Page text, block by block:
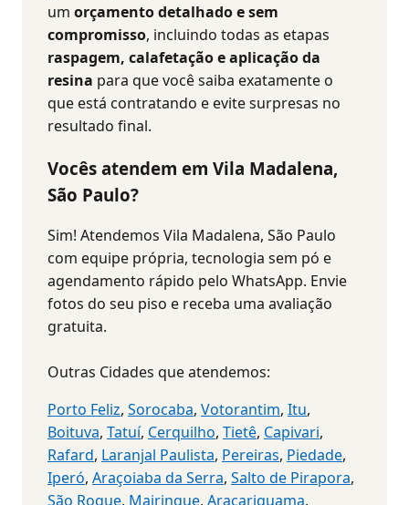
um orçamento detalhado e sem
compromisso, incluindo todas as etapas
raspagem, calafetação e aplicação da
resina para que você saiba exatamente o
que está contratando e evite surpresas no
resultado final.
Vocês atendem em Vila Madalena,
São Paulo?
Sim! Atendemos Vila Madalena, São Paulo
com equipe própria, tecnologia sem pó e
agendamento rápido pelo WhatsApp. Envie
fotos do seu piso e receba uma avaliação
gratuita.
Outras Cidades que atendemos:
Porto Feliz, Sorocaba, Votorantim, Itu,
Boituva, Tatuí, Cerquilho, Tietê, Capivari,
Rafard, Laranjal Paulista, Pereiras, Piedade,
Iperó, Araçoiaba da Serra, Salto de Pirapora,
São Roque, Mairinque, Araçariguama,